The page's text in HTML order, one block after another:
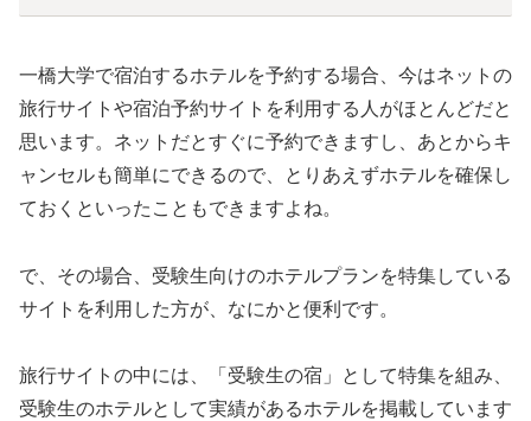
一橋大学で宿泊するホテルを予約する場合、今はネットの
旅行サイトや宿泊予約サイトを利用する人がほとんどだと
思います。ネットだとすぐに予約できますし、あとからキ
ャンセルも簡単にできるので、とりあえずホテルを確保し
ておくといったこともできますよね。
で、その場合、受験生向けのホテルプランを特集している
サイトを利用した方が、なにかと便利です。
旅行サイトの中には、「受験生の宿」として特集を組み、
受験生のホテルとして実績があるホテルを掲載しています